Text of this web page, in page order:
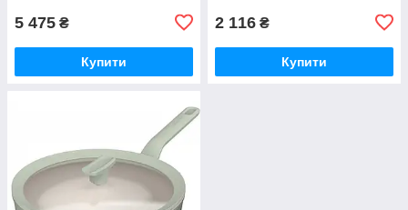
5 475 ₴
Купити
2 116 ₴
Купити